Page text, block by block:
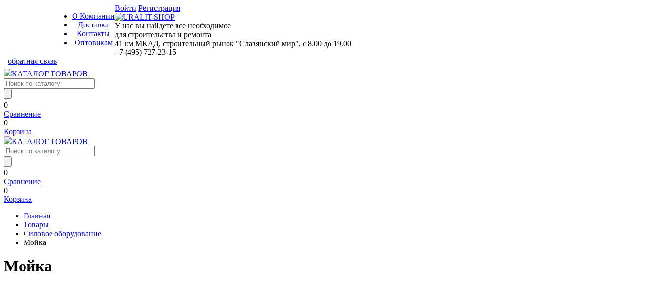
О Компании
Доставка
Контакты
Оптовикам
Войти Регистрация
У нас вы найдете все необходимое
для строительства и ремонта
41 км МКАД, строительный рынок "Славянский мир", с 8.00 до 19.00
+7 (495) 727-23-15
обратная связь
КАТАЛОГ ТОВАРОВ
0
Сравнение
0
Корзина
КАТАЛОГ ТОВАРОВ
0
Сравнение
0
Корзина
Главная
Товары
Силовое оборудование
Мойка
Мойка